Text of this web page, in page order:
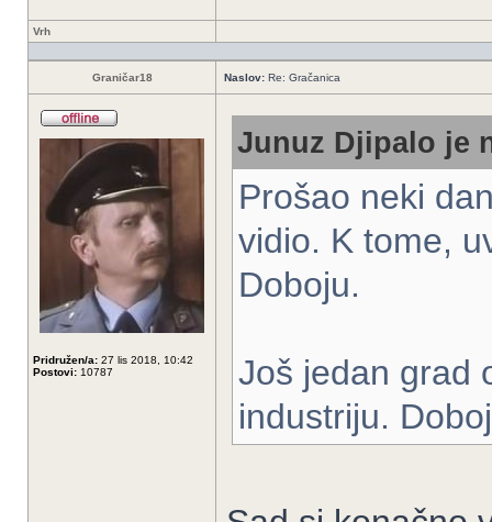
Vrh
Graničar18 Naslov: Re: Gračanica
Pridružen/a: 27 lis 2018, 10:42
Postovi: 10787
Junuz Djipalo je
Prošao neki
vidio. K tome,
Doboju.
Još jedan grad
industriju.